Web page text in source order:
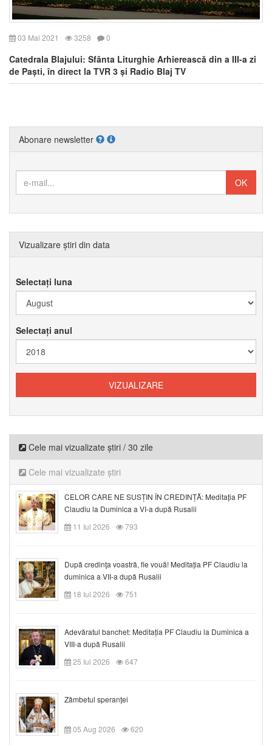
03 Mai 2021 3258 0
Catedrala Blajului: Sfânta Liturghie Arhierească din a III-a zi
de Paști, în direct la TVR 3 și Radio Blaj TV
Abonare newsletter
Vizualizare știri din data
Selectați luna
Selectați anul
Cele mai vizualizate știri / 30 zile
Cele mai vizualizate știri
CELOR CARE NE SUSȚIN ÎN CREDINȚĂ: Meditația PF
Claudiu la Duminica a VI-a după Rusalii
11 Iul 2026
793
După credinţa voastră, fie vouă! Meditația PF Claudiu la
duminica a VII-a după Rusalii
18 Iul 2026
751
Adevăratul banchet: Meditația PF Claudiu la Duminica a
VIII-a după Rusalii
25 Iul 2026
647
Zâmbetul speranței
05 Aug 2026 620